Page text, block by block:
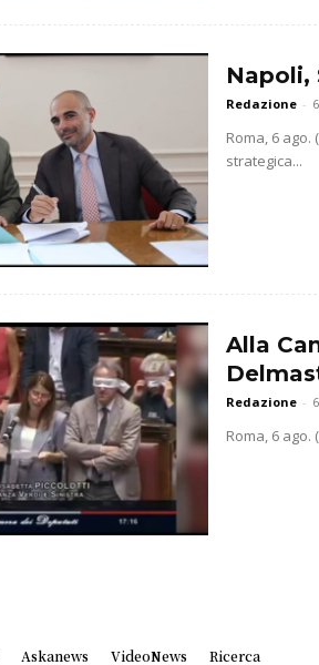
Napoli,
Redazione -
Roma, 6
strategica...
Alla
Redazione -
Roma, 6
Askanews VideoNews Ricerca